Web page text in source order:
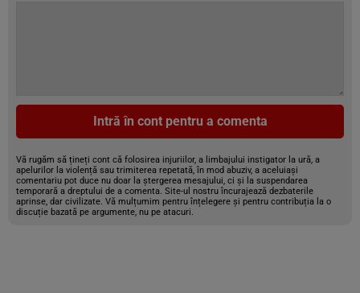
Intră în cont pentru a comenta
Vă rugăm să țineți cont că folosirea injuriilor, a limbajului instigator la ură, a
apelurilor la violență sau trimiterea repetată, în mod abuziv, a aceluiași
comentariu pot duce nu doar la ștergerea mesajului, ci și la suspendarea
temporară a dreptului de a comenta. Site-ul nostru încurajează dezbaterile
aprinse, dar civilizate. Vă mulțumim pentru înțelegere și pentru contribuția la o
discuție bazată pe argumente, nu pe atacuri.